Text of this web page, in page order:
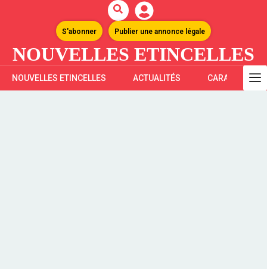
S'abonner Publier une annonce légale
NOUVELLES ETINCELLES
NOUVELLES ETINCELLES ACTUALITÉS CARAÏBES